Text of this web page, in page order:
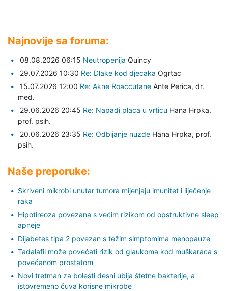
Najnovije sa foruma:
08.08.2026 06:15 Neutropenija Quincy
29.07.2026 10:30 Re: Dlake kod djecaka Ogrtac
15.07.2026 12:00 Re: Akne Roaccutane Ante Perica, dr.
med.
29.06.2026 20:45 Re: Napadi placa u vrticu Hana Hrpka,
prof. psih.
20.06.2026 23:35 Re: Odbijanje nuzde Hana Hrpka, prof.
psih.
Naše preporuke:
Skriveni mikrobi unutar tumora mijenjaju imunitet i liječenje
raka
Hipotireoza povezana s većim rizikom od opstruktivne sleep
apneje
Dijabetes tipa 2 povezan s težim simptomima menopauze
Tadalafil može povećati rizik od glaukoma kod muškaraca s
povećanom prostatom
Novi tretman za bolesti desni ubija štetne bakterije, a
istovremeno čuva korisne mikrobe